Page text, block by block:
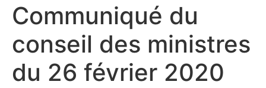
Communiqué du
conseil des ministres
du 26 février 2020